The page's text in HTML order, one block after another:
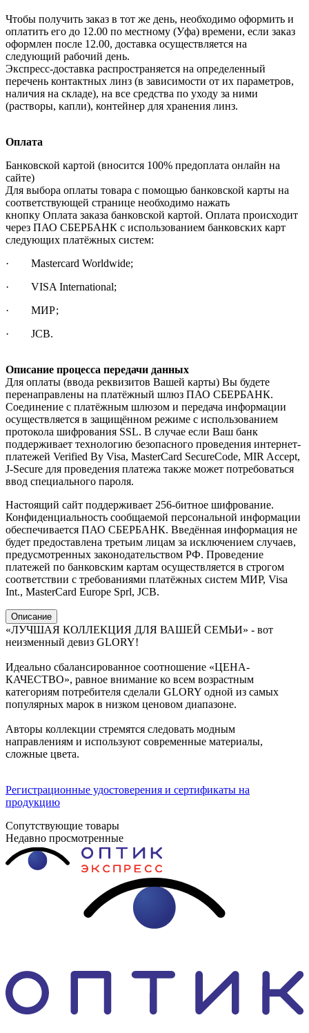
Чтобы получить заказ в тот же день, необходимо оформить и
оплатить его до 12.00 по местному (Уфа) времени, если заказ
оформлен после 12.00, доставка осуществляется на
следующий рабочий день.
Экспресс-доставка распространяется на определенный
перечень контактных линз (в зависимости от их параметров,
наличия на складе), на все средства по уходу за ними
(растворы, капли), контейнер для хранения линз.
Оплата
Банковской картой (вносится 100% предоплата онлайн на
сайте)
Для выбора оплаты товара с помощью банковской карты на
соответствующей странице необходимо нажать
кнопку Оплата заказа банковской картой. Оплата происходит
через ПАО СБЕРБАНК с использованием банковских карт
следующих платёжных систем:
· Mastercard Worldwide;
· VISA International;
· МИР;
· JCB.
Описание процесса передачи данных
Для оплаты (ввода реквизитов Вашей карты) Вы будете
перенаправлены на платёжный шлюз ПАО СБЕРБАНК.
Соединение с платёжным шлюзом и передача информации
осуществляется в защищённом режиме с использованием
протокола шифрования SSL. В случае если Ваш банк
поддерживает технологию безопасного проведения интернет-
платежей Verified By Visa, MasterCard SecureCode, MIR Accept,
J-Secure для проведения платежа также может потребоваться
ввод специального пароля.
Настоящий сайт поддерживает 256-битное шифрование.
Конфиденциальность сообщаемой персональной информации
обеспечивается ПАО СБЕРБАНК. Введённая информация не
будет предоставлена третьим лицам за исключением случаев,
предусмотренных законодательством РФ. Проведение
платежей по банковским картам осуществляется в строгом
соответствии с требованиями платёжных систем МИР, Visa
Int., MasterCard Europe Sprl, JCB.
Описание
«ЛУЧШАЯ КОЛЛЕКЦИЯ ДЛЯ ВАШЕЙ СЕМЬИ» - вот
неизменный девиз GLORY!
Идеально сбалансированное соотношение «ЦЕНА-
КАЧЕСТВО», равное внимание ко всем возрастным
категориям потребителя сделали GLORY одной из самых
популярных марок в низком ценовом диапазоне.
Авторы коллекции стремятся следовать модным
направлениям и используют современные материалы,
сложные цвета.
Регистрационные удостоверения и сертификаты на
продукцию
Сопутствующие товары
Недавно просмотренные